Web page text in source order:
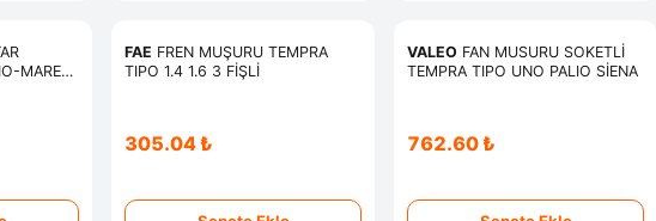
MAREA-
FAE FREN MUŞURU TEMPRA
TIPO 1.4 1.6 3 FİŞLİ
305.04 ₺
VALEO FAN MUSURU SOKETLİ
TEMPRA TIPO UNO PALIO SİENA
762.60 ₺